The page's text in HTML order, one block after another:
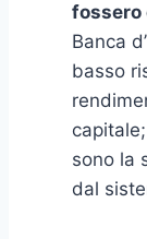
fossero
Banca
basso
sono la
dal